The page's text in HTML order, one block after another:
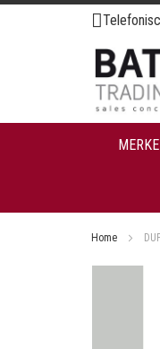
Ga
naar
de
inhoud
Home